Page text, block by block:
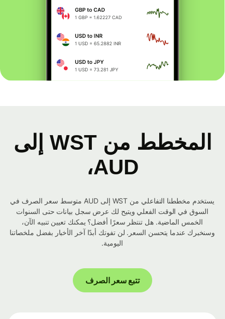
المخطط من WST إلى
AUD،
يستخدم مخططنا التفاعلي من WST إلى AUD متوسط ​​سعر الصرف في
السوق في الوقت الفعلي ويتيح لك عرض سجل بيانات حتى السنوات
الخمس الماضية. هل تنتظر سعرًا أفضل؟ يمكنك تعيين تنبيه الآن،
وسنخبرك عندما يتحسن السعر. لن تفوتك أبدًا آخر الأخبار بفضل ملخصاتنا
اليومية.
تتبع سعر الصرف